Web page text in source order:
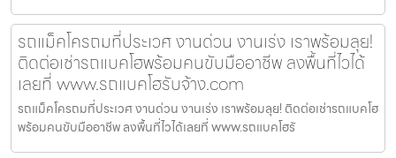
รถแม็คโครถมที่ประเวศ งานด่วน งานเร่ง เราพร้อมลุย!
ติดต่อเช่ารถแบคโฮพร้อมคนขับมืออาชีพ ลงพื้นที่ไวได้
เลยที่ www.รถแบคโฮรับจ้าง.com
รถแม็คโครถมที่ประเวศ งานด่วน งานเร่ง เราพร้อมลุย! ติดต่อเช่ารถแบคโฮ
พร้อมคนขับมืออาชีพ ลงพื้นที่ไวได้เลยที่ www.รถแบคโฮรั